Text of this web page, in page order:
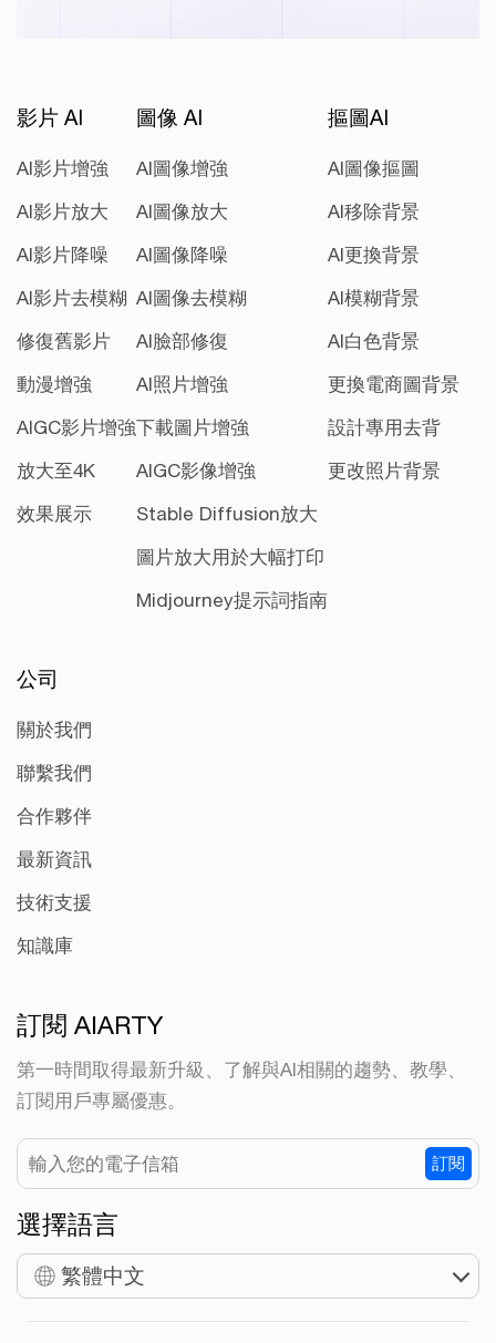
影片 AI
AI影片增強
AI影片放大
AI影片降噪
AI影片去模糊
修復舊影片
動漫增強
AIGC影片增強
放大至4K
效果展示
圖像 AI
AI圖像增強
AI圖像放大
AI圖像降噪
AI圖像去模糊
AI臉部修復
AI照片增強
下載圖片增強
AIGC影像增強
Stable Diffusion放大
圖片放大用於大幅打印
Midjourney提示詞指南
摳圖AI
AI圖像摳圖
AI移除背景
AI更換背景
AI模糊背景
AI白色背景
更換電商圖背景
設計專用去背
更改照片背景
公司
關於我們
聯繫我們
合作夥伴
最新資訊
技術支援
知識庫
訂閱 AIARTY
第一時間取得最新升級、了解與AI相關的趨勢、教學、
訂閱用戶專屬優惠。
訂閱
選擇語言
繁體中文